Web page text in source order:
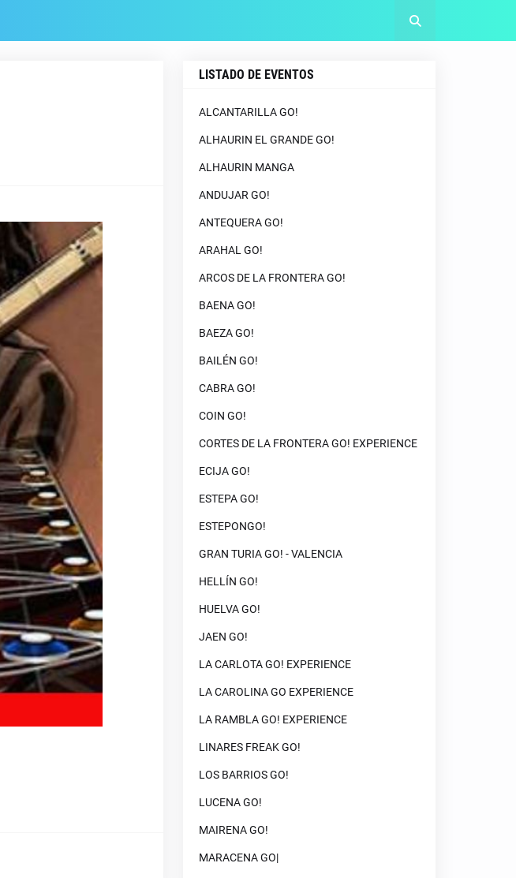
LISTADO DE EVENTOS
ALCANTARILLA GO!
ALHAURIN EL GRANDE GO!
ALHAURIN MANGA
ANDUJAR GO!
ANTEQUERA GO!
ARAHAL GO!
ARCOS DE LA FRONTERA GO!
BAENA GO!
BAEZA GO!
BAILÉN GO!
CABRA GO!
COIN GO!
CORTES DE LA FRONTERA GO! EXPERIENCE
ECIJA GO!
ESTEPA GO!
ESTEPONGO!
GRAN TURIA GO! - VALENCIA
HELLÍN GO!
HUELVA GO!
JAEN GO!
LA CARLOTA GO! EXPERIENCE
LA CAROLINA GO EXPERIENCE
LA RAMBLA GO! EXPERIENCE
LINARES FREAK GO!
LOS BARRIOS GO!
LUCENA GO!
MAIRENA GO!
MARACENA GO|